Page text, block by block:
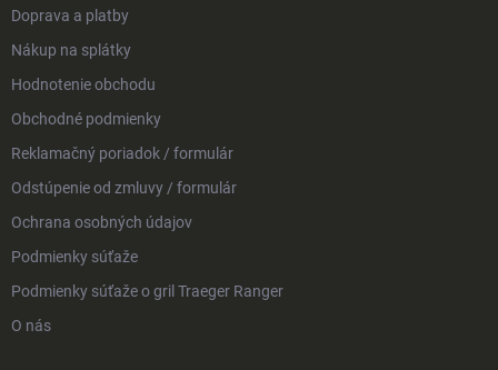
Doprava a platby
Nákup na splátky
Hodnotenie obchodu
Obchodné podmienky
Reklamačný poriadok / formulár
Odstúpenie od zmluvy / formulár
Ochrana osobných údajov
Podmienky súťaže
Podmienky súťaže o gril Traeger Ranger
O nás